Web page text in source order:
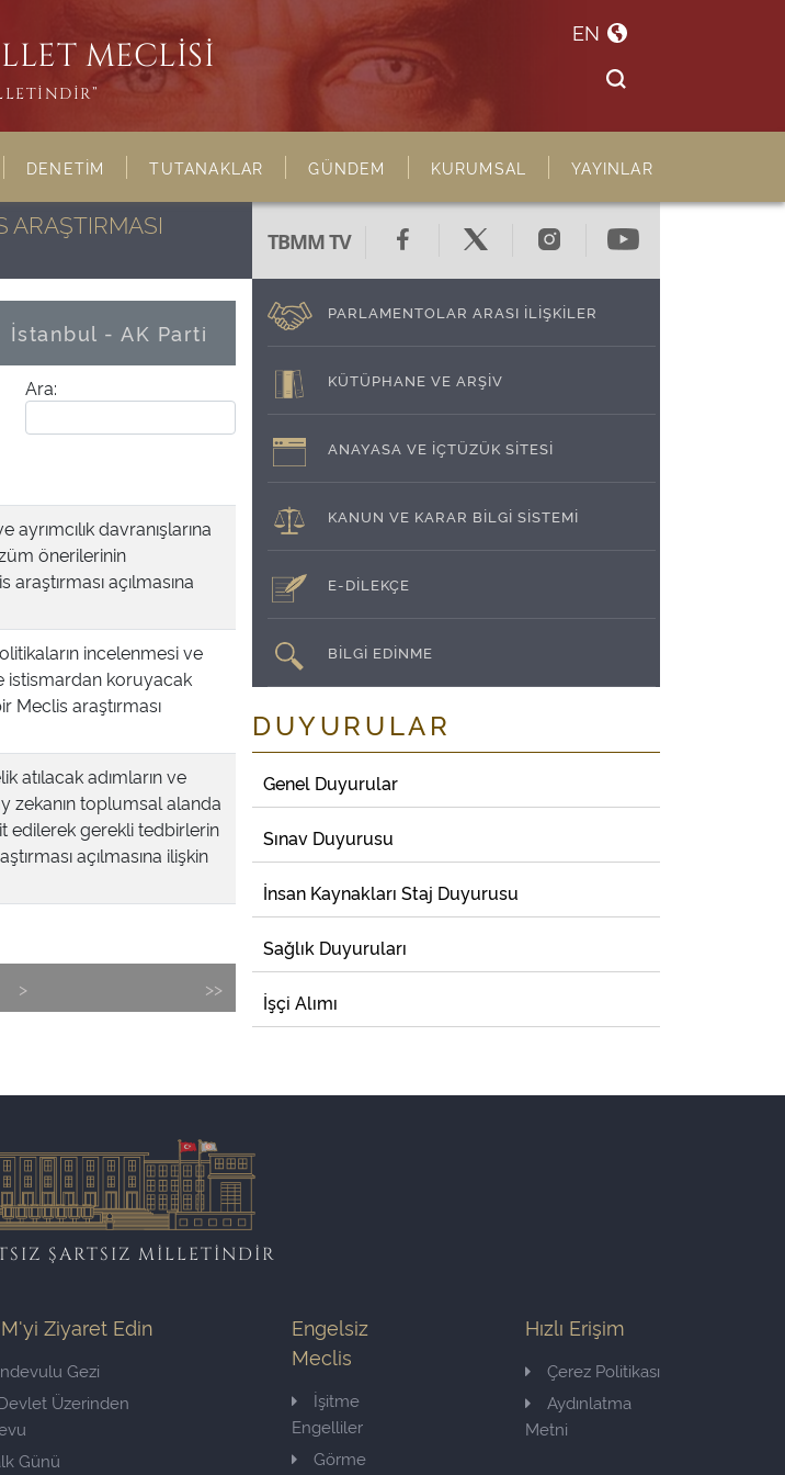
MECLİSİ
EN
DENETİM TUTANAKLAR GÜNDEM KURUMSAL YAYINLAR
ARAŞTIRMASI
İstanbul - AK Parti
Ara:
ayrımcılık davranışlarına
önerilerinin
açılmasına
incelenmesi ve
istismardan koruyacak
Meclis araştırması
atılacak adımların ve
zekanın toplumsal alanda
edilerek gerekli tedbirlerin
açılmasına ilişkin
> >>
TBMM TV
PARLAMENTOLAR ARASI İLİŞKİLER
KÜTÜPHANE VE ARŞİV
ANAYASA VE İÇTÜZÜK SİTESİ
KANUN VE KARAR BİLGİ SİSTEMİ
E-DİLEKÇE
BİLGİ EDİNME
DUYURULAR
Genel Duyurular
Sınav Duyurusu
İnsan Kaynakları Staj Duyurusu
Sağlık Duyuruları
İşçi Alımı
ŞARTSIZ MİLLETİNDİR
Ziyaret Edin
Gezi
Üzerinden
Günü
Engelsiz
Meclis
İşitme
Engelliler
Görme
Hızlı Erişim
Çerez Politikası
Aydınlatma
Metni